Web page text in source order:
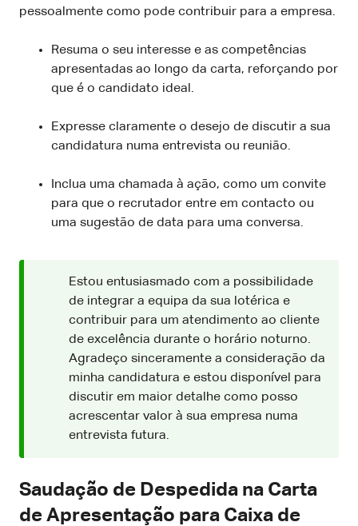
pessoalmente como pode contribuir para a empresa.
Resuma o seu interesse e as competências
apresentadas ao longo da carta, reforçando por
que é o candidato ideal.
Expresse claramente o desejo de discutir a sua
candidatura numa entrevista ou reunião.
Inclua uma chamada à ação, como um convite
para que o recrutador entre em contacto ou
uma sugestão de data para uma conversa.
Estou entusiasmado com a possibilidade
de integrar a equipa da sua lotérica e
contribuir para um atendimento ao cliente
de excelência durante o horário noturno.
Agradeço sinceramente a consideração da
minha candidatura e estou disponível para
discutir em maior detalhe como posso
acrescentar valor à sua empresa numa
entrevista futura.
Saudação de Despedida na Carta
de Apresentação para Caixa de